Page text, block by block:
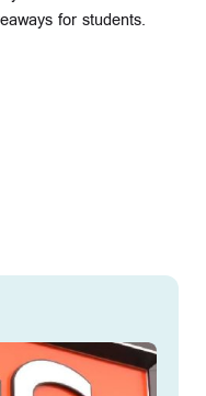
for students.